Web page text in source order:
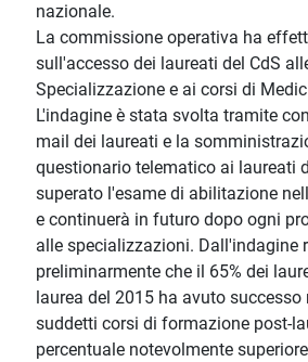
nazionale.
La commissione operativa ha
sull'accesso dei laureati del CdS
Specializzazione e ai corsi di
L'indagine è stata svolta tramite
mail dei laureati e la
questionario telematico ai laureati
superato l'esame di abilitazione
e continuerà in futuro dopo ogni
alle specializzazioni. Dall'indagine
preliminarmente che il 65% dei
laurea del 2015 ha avuto
suddetti corsi di formazione post-
percentuale notevolmente